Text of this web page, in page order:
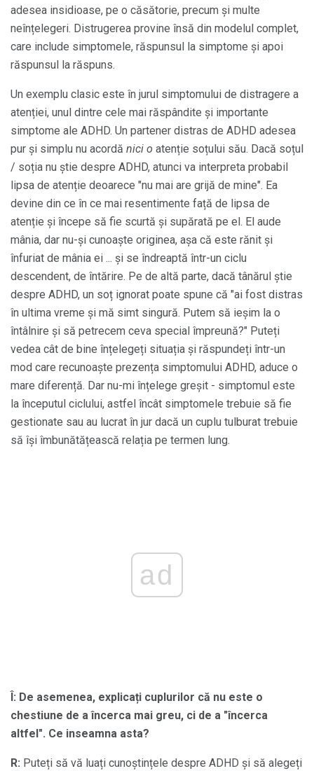
adesea insidioase, pe o căsătorie, precum și multe
neînțelegeri. Distrugerea provine însă din modelul complet,
care include simptomele, răspunsul la simptome și apoi
răspunsul la răspuns.
Un exemplu clasic este în jurul simptomului de distragere a
atenției, unul dintre cele mai răspândite și importante
simptome ale ADHD. Un partener distras de ADHD adesea
pur și simplu nu acordă nici o atenție soțului său. Dacă soțul
/ soția nu știe despre ADHD, atunci va interpreta probabil
lipsa de atenție deoarece "nu mai are grijă de mine". Ea
devine din ce în ce mai resentimente față de lipsa de
atenție și începe să fie scurtă și supărată pe el. El aude
mânia, dar nu-și cunoaște originea, așa că este rănit și
înfuriat de mânia ei ... și se îndreaptă într-un ciclu
descendent, de întărire. Pe de altă parte, dacă tânărul știe
despre ADHD, un soț ignorat poate spune că "ai fost distras
în ultima vreme și mă simt singură. Putem să ieșim la o
întâlnire și să petrecem ceva special împreună?" Puteți
vedea cât de bine înțelegeți situația și răspundeți într-un
mod care recunoaște prezența simptomului ADHD, aduce o
mare diferență. Dar nu-mi înțelege greșit - simptomul este
la începutul ciclului, astfel încât simptomele trebuie să fie
gestionate sau au lucrat în jur dacă un cuplu tulburat trebuie
să își îmbunătățească relația pe termen lung.
ad
Î: De asemenea, explicați cuplurilor că nu este o
chestiune de a încerca mai greu, ci de a "încerca
altfel". Ce inseamna asta?
R: Puteți să vă luați cunoștințele despre ADHD și să alegeți